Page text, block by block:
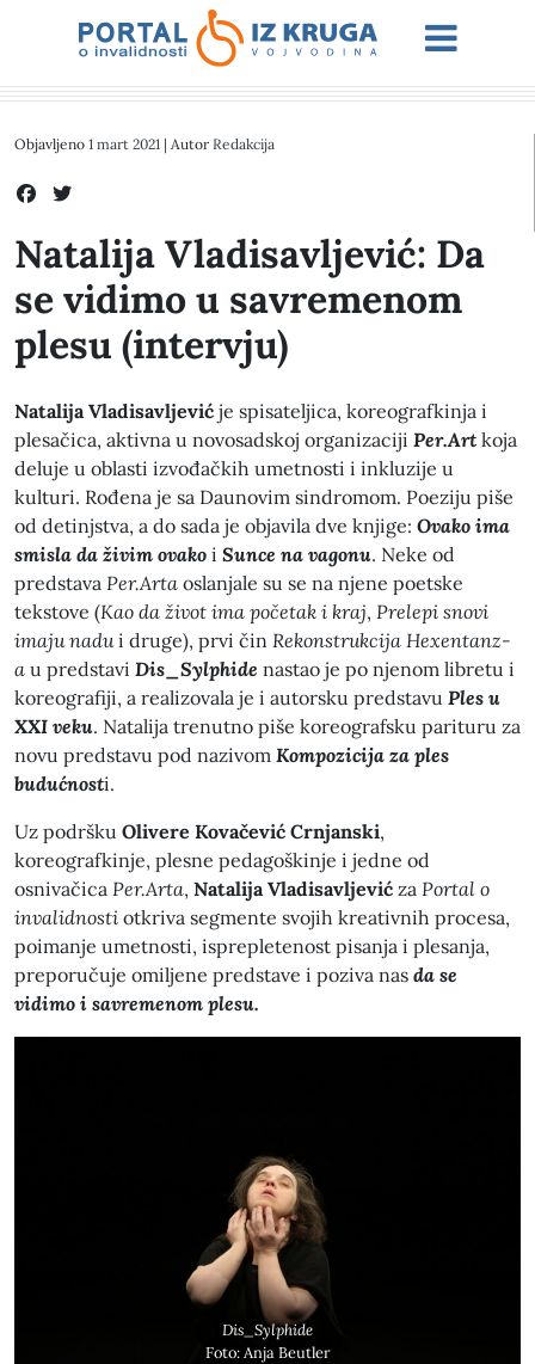
Objavljeno 1 mart 2021 | Autor Redakcija
Natalija Vladisavljević: Da
se vidimo u savremenom
plesu (intervju)
Natalija Vladisavljević je spisateljica, koreografkinja i
plesačica, aktivna u novosadskoj organizaciji Per.Art koja
deluje u oblasti izvođačkih umetnosti i inkluzije u
kulturi. Rođena je sa Daunovim sindromom. Poeziju piše
od detinjstva, a do sada je objavila dve knjige: Ovako ima
smisla da živim ovako i Sunce na vagonu. Neke od
predstava Per.Arta oslanjale su se na njene poetske
tekstove (Kao da život ima početak i kraj, Prelepi snovi
imaju nadui druge), prvi čin Rekonstrukcija Hexentanz-
a u predstavi Dis_Sylphide nastao je po njenom libretu i
koreografiji, a realizovala je i autorsku predstavu Ples u
XXI veku. Natalija trenutno piše koreografsku parituru za
novu predstavu pod nazivom Kompozicija za ples
budućnosti.
Uz podršku Olivere Kovačević Crnjanski,
koreografkinje, plesne pedagoškinje i jedne od
osnivačica Per.Arta, Natalija Vladisavljević za Portal o
invalidnosti otkriva segmente svojih kreativnih procesa,
poimanje umetnosti, isprepletenost pisanja i plesanja,
preporučuje omiljene predstave i poziva nas da se
vidimo i savremenom plesu.
Dis_Sylphide
Foto: Anja Beutler